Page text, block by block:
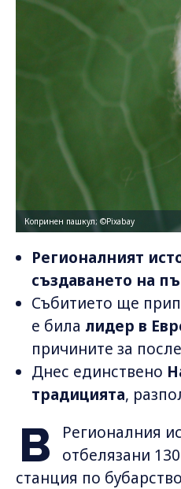
Копринен пашкул; ©Pixabay
Регионалният
създаването на
Събитието ще
е била лидер в
причините за
Днес единствено
традицията,
В
Регионалния
отбелязани
станция по